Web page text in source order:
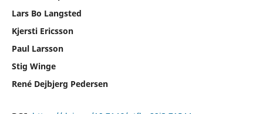
Lars Bo Langsted
Kjersti Ericsson
Paul Larsson
Stig Winge
René Dejbjerg Pedersen